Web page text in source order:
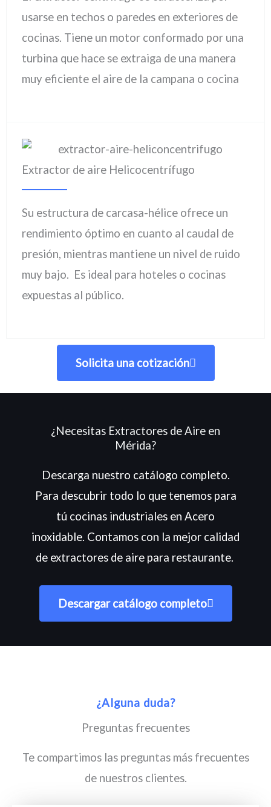
usarse en techos o paredes en exteriores de
cocinas. Tiene un motor conformado por una
turbina que hace se extraiga de una manera
muy eficiente el aire de la campana o cocina
Extractor de aire Helicocentrífugo
Su estructura de carcasa-hélice ofrece un
rendimiento óptimo en cuanto al caudal de
presión, mientras mantiene un nivel de ruido
muy bajo. Es ideal para hoteles o cocinas
expuestas al público.
Solicita una cotización
¿Necesitas Extractores de Aire en
Mérida?
Descarga nuestro catálogo completo.
Para descubrir todo lo que tenemos para
tú cocinas industriales en Acero
inoxidable. Contamos con la mejor calidad
de extractores de aire para restaurante.
Descargar catálogo completo
¿Alguna duda?
Preguntas frecuentes
Te compartimos las preguntas más frecuentes
de nuestros clientes.